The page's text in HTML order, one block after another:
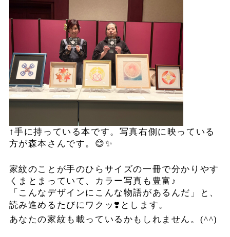
↑手に持っている本です。写真右側に映っている
方が森本さんです。😊✨
家紋のことが手のひらサイズの一冊で分かりやす
くまとまっていて、カラー写真も豊富♪
「こんなデザインにこんな物語があるんだ」と、
読み進めるたびにワクッ❣️とします。
あなたの家紋も載っているかもしれません。(^^)